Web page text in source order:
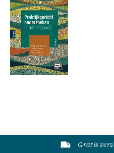
Gratis